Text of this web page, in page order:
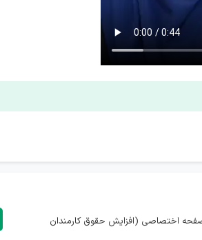
صفحه اختصاصی (افزایش حقوق کارمندان